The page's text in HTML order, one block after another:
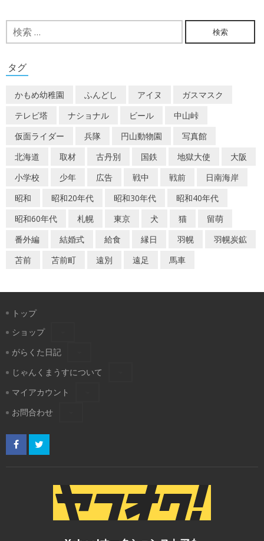
ビ
ゲ
ー
ン
検
索:
タグ
かもめ幼稚園 ふんどし アイヌ
ガスマスク
テレビ塔
ナショナル ビール
中山峠
仮面ライダー
兵隊 円山動物園
写真館
北海道
取材 古丹別 国鉄 地獄大使
大阪
小学校
少年 広告 戦中 戦前
日南海岸
昭和
昭和20年代 昭和30年代
昭和40年代
昭和60年代
札幌 東京 犬 猫
留萌
番外編
結婚式 給食 縁日 羽幌
羽幌炭鉱
苫前
苫前町 遠別 遠足 馬車
トップ
ショップ
がらくた日記
じゃんくまうすについて
マイアカウント
お問合わせ